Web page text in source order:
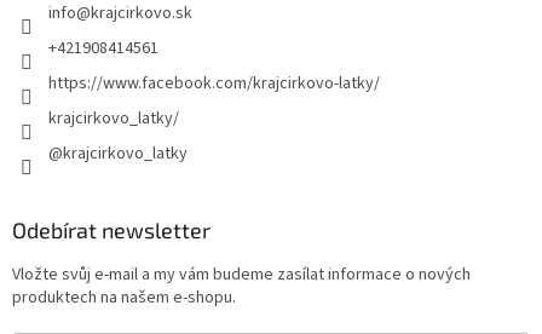
info@krajcirkovo.sk
+421908414561
https://www.facebook.com/krajcirkovo-latky/
krajcirkovo_latky/
@krajcirkovo_latky
Odebírat newsletter
Vložte svůj e-mail a my vám budeme zasílat informace o nových
produktech na našem e-shopu.